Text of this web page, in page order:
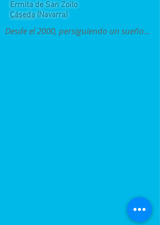
Ermita de San Zoilo
Cáseda(Navarra)
Desde el 2000, persiguiendo un sueño...